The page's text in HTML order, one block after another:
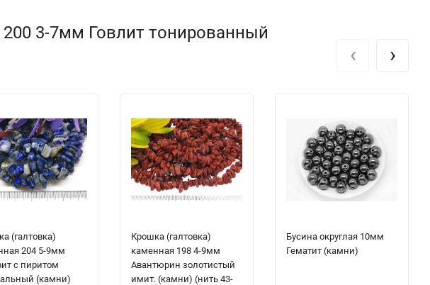
3-7мм Говлит тонированный
(галтовка)
204 5-9мм
с пиритом
(камни)
Крошка (галтовка)
каменная 198 4-9мм
Авантюрин золотистый
имит. (камни) (нить 43-
Бусина округлая 10мм
Гематит (камни)
‹ ›